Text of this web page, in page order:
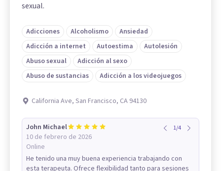
sexual.
Adicciones Alcoholismo
Ansiedad
Adicción a internet
Autoestima
Autolesión
Abuso sexual
Adicción al sexo
Abuso de sustancias
Adicción a los videojuegos
California Ave, San Francisco, CA 94130
John Michael
10 de febrero de 2026
Online
1/4
He tenido una muy buena experiencia trabajando con
esta terapeuta. Ofrece flexibilidad tanto para sesiones